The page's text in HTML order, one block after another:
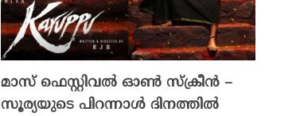
മാസ് ഫെസ്റ്റിവൽ ഓൺ സ്‌ക്രീൻ –
സൂര്യയുടെ പിറന്നാൾ ദിനത്തിൽ